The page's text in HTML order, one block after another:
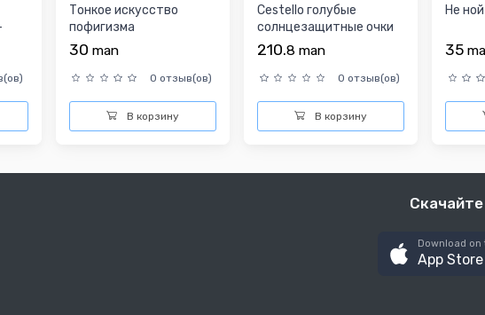
Тонкое искусство
пофигизма
30 man
0 отзыв(ов)
В корзину
Cestello голубые
солнцезащитные очки
женские.
210.8 man
0 отзыв(ов)
В корзину
Не ной
35
Download on
App Store